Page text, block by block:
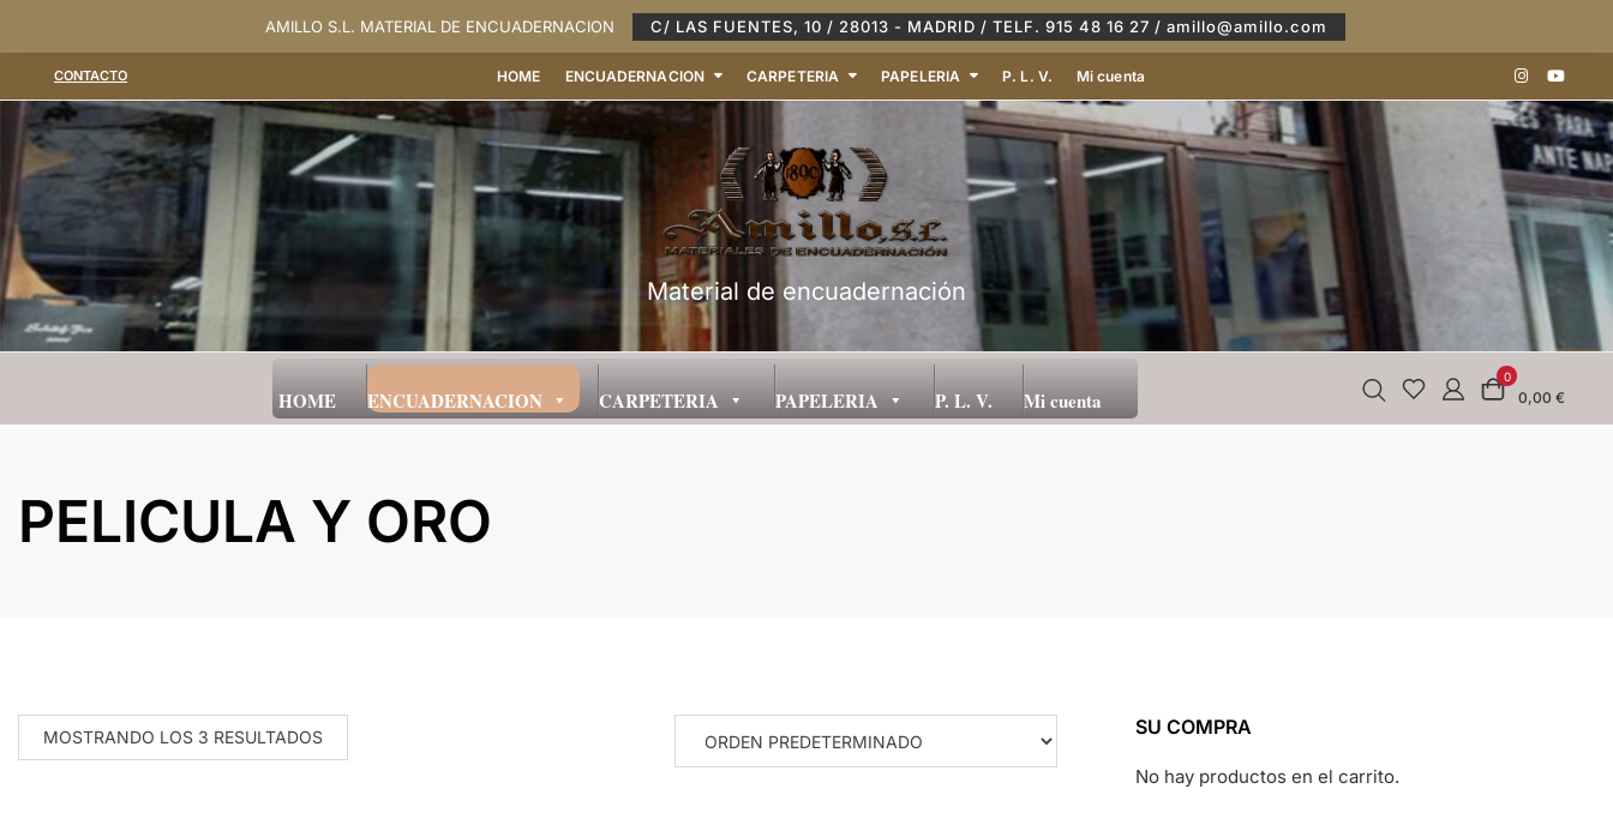
al
contenido
AMILLO S.L. MATERIAL DE ENCUADERNACION C/ LAS FUENTES, 10 / 28013 - MADRID / TELF. 915 48 16 27 / amillo@amillo.com
CONTACTO HOME ENCUADERNACION CARPETERIA PAPELERIA P. L. V. Mi cuenta
Material de encuadernación
HOME ENCUADERNACION CARPETERIA PAPELERIA P. L. V. Mi cuenta
0
0,00 €
PELICULA Y ORO
MOSTRANDO LOS 3 RESULTADOS SU COMPRA
No hay productos en el carrito.